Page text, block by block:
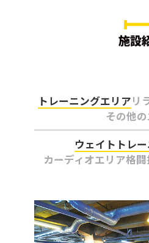
施設
トレーニングエリアリ
その他
ウェイトトレ
カーディオエリア格